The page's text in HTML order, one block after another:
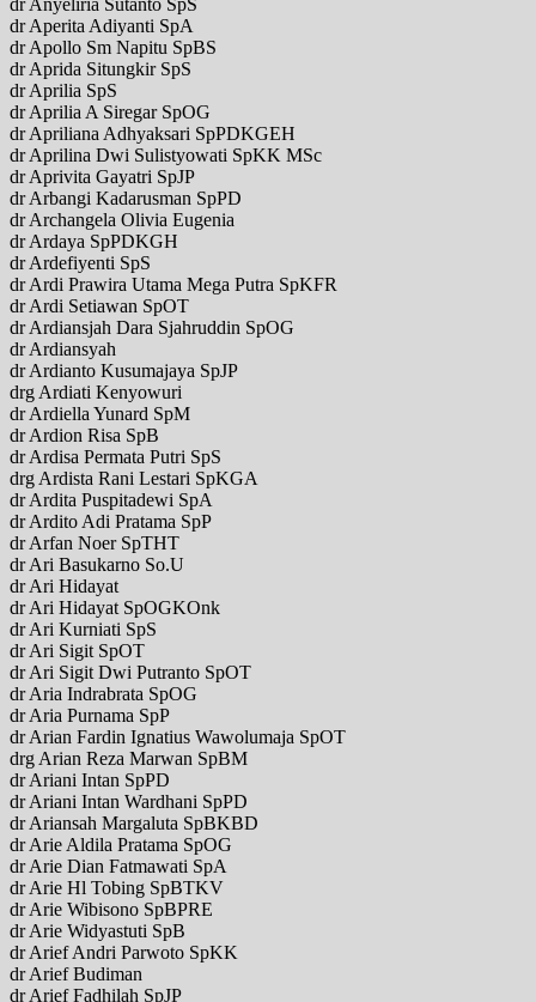
dr Anyeliria Sutanto SpS
dr Aperita Adiyanti SpA
dr Apollo Sm Napitu SpBS
dr Aprida Situngkir SpS
dr Aprilia SpS
dr Aprilia A Siregar SpOG
dr Apriliana Adhyaksari SpPDKGEH
dr Aprilina Dwi Sulistyowati SpKK MSc
dr Aprivita Gayatri SpJP
dr Arbangi Kadarusman SpPD
dr Archangela Olivia Eugenia
dr Ardaya SpPDKGH
dr Ardefiyenti SpS
dr Ardi Prawira Utama Mega Putra SpKFR
dr Ardi Setiawan SpOT
dr Ardiansjah Dara Sjahruddin SpOG
dr Ardiansyah
dr Ardianto Kusumajaya SpJP
drg Ardiati Kenyowuri
dr Ardiella Yunard SpM
dr Ardion Risa SpB
dr Ardisa Permata Putri SpS
drg Ardista Rani Lestari SpKGA
dr Ardita Puspitadewi SpA
dr Ardito Adi Pratama SpP
dr Arfan Noer SpTHT
dr Ari Basukarno So.U
dr Ari Hidayat
dr Ari Hidayat SpOGKOnk
dr Ari Kurniati SpS
dr Ari Sigit SpOT
dr Ari Sigit Dwi Putranto SpOT
dr Aria Indrabrata SpOG
dr Aria Purnama SpP
dr Arian Fardin Ignatius Wawolumaja SpOT
drg Arian Reza Marwan SpBM
dr Ariani Intan SpPD
dr Ariani Intan Wardhani SpPD
dr Ariansah Margaluta SpBKBD
dr Arie Aldila Pratama SpOG
dr Arie Dian Fatmawati SpA
dr Arie Hl Tobing SpBTKV
dr Arie Wibisono SpBPRE
dr Arie Widyastuti SpB
dr Arief Andri Parwoto SpKK
dr Arief Budiman
dr Arief Fadhilah SpJP